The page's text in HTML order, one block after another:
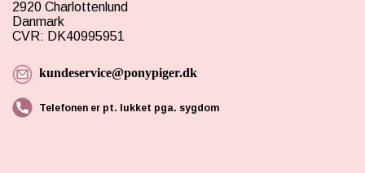
2920 Charlottenlund
Danmark
CVR: DK40995951
kundeservice@ponypiger.dk
Telefonen er pt. lukket pga. sygdom